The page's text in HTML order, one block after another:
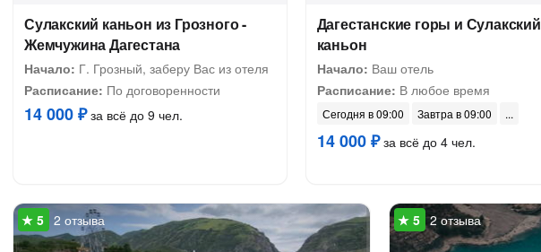
Сулакский каньон из Грозного -
Жемчужина Дагестана
Начало: Г. Грозный, заберу Вас из отеля
Расписание: По договоренности
14 000 ₽за всё до 9 чел.
Дагестанские горы и Сулакский
каньон
Начало: Ваш отель
Расписание: В любое время
Сегодня в 09:00 Завтра в 09:00
14 000 ₽за всё до 4 чел.
2 отзыва 2 отзыва